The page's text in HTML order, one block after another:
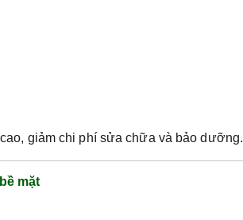
giảm chi phí sửa chữa và bảo dưỡng.
mặt